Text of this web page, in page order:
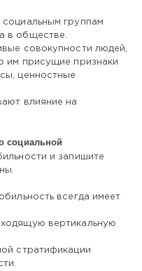
группам
в обществе.
совокупности людей,
им присущие признаки
ценностные
влияние на
социальной
и запишите
всегда имеет
вертикальную
стратификации